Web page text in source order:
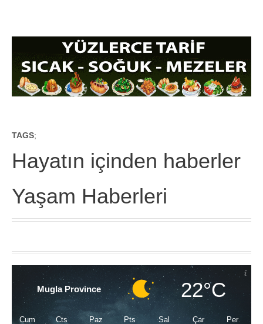
TAGS;
Hayatın içinden haberler
Yaşam Haberleri
Mugla Province 22°C
Cum Cts Paz Pts Sal Çar Per